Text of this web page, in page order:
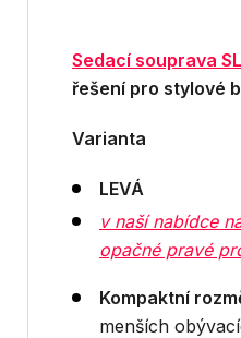
Sedací souprava
řešení pro stylové
Varianta
LEVÁ
v naší nabídce
opačné pravé
Kompaktní
menších